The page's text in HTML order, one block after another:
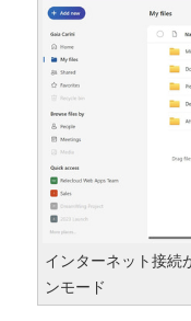
インターネット接続
ンモード